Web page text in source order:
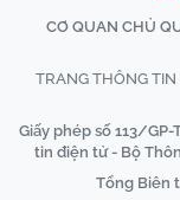
CƠ QUAN CHỦ
TRANG THÔNG
Giấy phép số 113/
tin điện tử - Bộ
Tổng Biên